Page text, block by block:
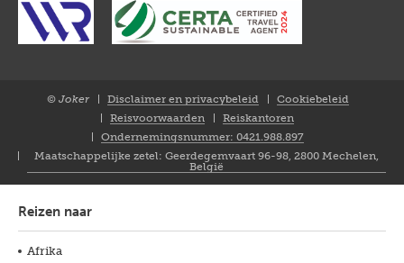
© Joker
Disclaimer en privacybeleid
Cookiebeleid
Reisvoorwaarden
Reiskantoren
Ondernemingsnummer: 0421.988.897
Maatschappelijke zetel: Geerdegemvaart 96-98, 2800 Mechelen,
België
Reizen naar
Afrika